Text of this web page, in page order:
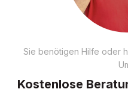
Sie benötigen Hilfe oder
Kostenlose